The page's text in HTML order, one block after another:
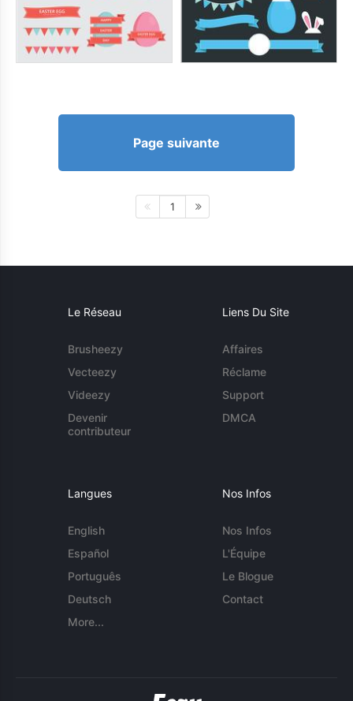
Page suivante
1
Le Réseau
Brusheezy
Vecteezy
Videezy
Devenir
contributeur
Liens Du Site
Affaires
Réclame
Support
DMCA
Langues
English
Español
Português
Deutsch
More...
Nos Infos
Nos Infos
L'Équipe
Le Blogue
Contact